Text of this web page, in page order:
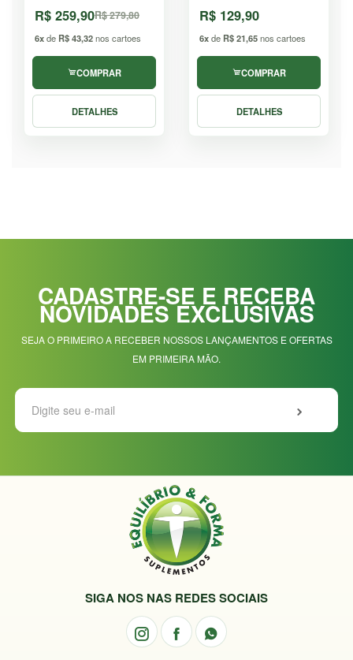
R$ 259,90R$ 279,80
6xde R$ 43,32nos cartoes
COMPRAR
DETALHES
R$ 129,90
6xde R$ 21,65nos cartoes
COMPRAR
DETALHES
CADASTRE-SE E RECEBA
NOVIDADES EXCLUSIVAS
SEJA O PRIMEIRO A RECEBER NOSSOS LANÇAMENTOS E OFERTAS
EM PRIMEIRA MÃO.
SIGA NOS NAS REDES SOCIAIS